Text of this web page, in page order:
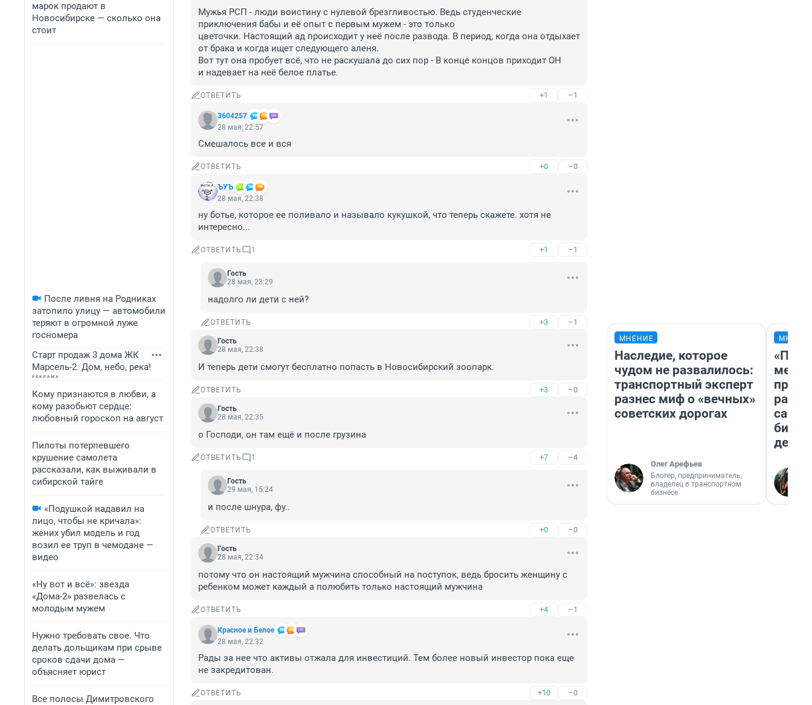
марок продают в
Новосибирске — сколько она
стоит
После ливня на Родниках
затопило улицу — автомобили
теряют в огромной луже
госномера
Старт продаж 3 дома ЖК
Марсель-2. Дом, небо, река!
Кому признаются в любви, а
кому разобьют сердце:
любовный гороскоп на август
Пилоты потерпевшего
крушение самолета
рассказали, как выживали в
сибирской тайге
«Подушкой надавил на
лицо, чтобы не кричала»:
жених убил модель и год
возил ее труп в чемодане —
видео
«Ну вот и всё»: звезда
«Дома-2» развелась с
молодым мужем
Нужно требовать свое. Что
делать дольщикам при срыве
сроков сдачи дома —
объясняет юрист
Все полосы Димитровского
Мужья РСП - люди воистину с нулевой брезгливостью. Ведь студенческие
приключения бабы и её опыт с первым мужем - это только
цветочки. Настоящий ад происходит у неё после развода. В период, когда она отдыхает
от брака и когда ищет следующего аленя.
Вот тут она пробует всё, что не раскушала до сих пор - В конце концов приходит ОН
и надевает на неё белое платье.
ОТВЕТИТЬ +1 –1
3604257
28 мая, 22:57
Смешалось все и вся
ОТВЕТИТЬ +0 –0
ЪУЪ
28 мая, 22:38
ну ботье, которое ее поливало и называло кукушкой, что теперь скажете. хотя не
интересно...
ОТВЕТИТЬ 1 +1 –1
Гость
28 мая, 23:29
надолго ли дети с ней?
ОТВЕТИТЬ +3 –1
Гость
28 мая, 22:38
И теперь дети смогут бесплатно попасть в Новосибирский зоопарк.
ОТВЕТИТЬ +3 –0
Гость
28 мая, 22:35
о Господи, он там ещё и после грузина
ОТВЕТИТЬ 1 +7 –4
Гость
29 мая, 15:24
и после шнура, фу..
ОТВЕТИТЬ +0 –0
Гость
28 мая, 22:34
потому что он настоящий мужчина способный на поступок, ведь бросить женщину с
ребенком может каждый а полюбить только настоящий мужчина
ОТВЕТИТЬ +4 –1
Красное и Белое
28 мая, 22:32
Рады за нее что активы отжала для инвестиций. Тем более новый инвестор пока еще
не закредитован.
ОТВЕТИТЬ +10 –0
МНЕНИЕ
Наследие, которое
чудом не развалилось:
транспортный эксперт
разнес миф о «вечных»
советских дорогах
Олег Арефьев
Блогер, предприниматель,
владелец в транспортном
бизнесе